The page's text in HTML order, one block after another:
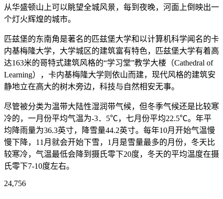
从华盛顿山上可以眺望全城风景，每到夜晚，河面上倒映出一
个灯火辉煌的城市。
匹兹堡的东南角是著名的匹兹堡大学和以计算机科学闻名的卡
内基梅隆大学，大学城区的建筑富有特色，匹兹堡大学有着高
达163米的哥特式建筑风格的“学习堂”教学大楼（Cathedral of
Learning），卡内基梅隆大学则依山而建，现代风格的建筑安
静地立在高大的树木旁边，科技与自然相安无事。
尽管被分类为温带大陆性湿润带气候，但冬季气候还是比较寒
冷的，一月份平均气温为-3．5℃，七月份平均22.5℃。年平
均降雨量为36.3英寸，降雪量44.2英寸。每年10月开始气温慢
慢下降，11月就会开始下雪，1月是雪量最多的月份，冬天比
较寒冷，气温最低会降到摄氏零下20度，冬天的平均温度在摄
氏零下7-10度左右。
24,756